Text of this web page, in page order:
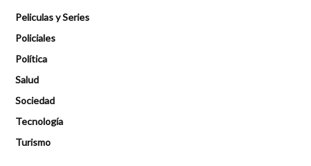
Peliculas y Series
Policiales
Política
Salud
Sociedad
Tecnología
Turismo